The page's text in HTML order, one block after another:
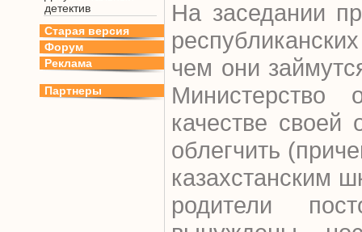
детектив
Старая версия
Форум
Реклама
Партнеры
На заседании
чем они
качестве своей
облегчить
казахстанским
родители